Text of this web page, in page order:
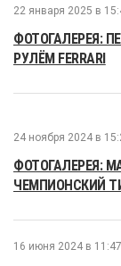
22 января 2025 в
ФОТОГАЛЕРЕЯ:
РУЛЁМ FERRARI
24 ноября 2024 в
ФОТОГАЛЕРЕЯ:
ЧЕМПИОНСКИЙ
16 июня 2024 в 11:47